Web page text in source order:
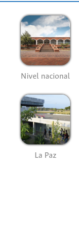
Nivel nacional
La Paz